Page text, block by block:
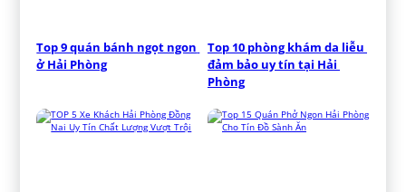
Top 9 quán bánh ngọt ngon
ở Hải Phòng
Top 10 phòng khám da liễu
đảm bảo uy tín tại Hải
Phòng